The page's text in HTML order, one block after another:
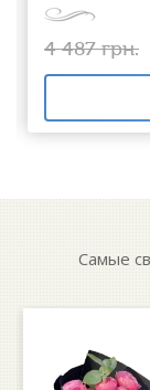
4 487грн.
Самые